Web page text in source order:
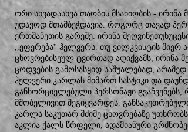
ორი სხვადასხვა თაობის მსახიობის - ირინა
უდავოდ შთამბეჭდავია. როგორც თავად
ერთმანეთის გარეშე. ირინა
,,ეფერება'' ჰელვერს. თუ ვილკვისტის
ცხოვრებისეულ ტვირთად აღიქვამს, ირინა
ცოდვების გამოსასყიდ საშუალებად, არამედ
ჰელვერი კარლას მიმართ სასტიკი და
განხორციელებული პერსონაჟი
მშობელივით შეგიყვარდეს.
კარლა საკუთარ მძიმე ცხოვრებაზე
აკლია ქალს წრფელი, ადამიანური